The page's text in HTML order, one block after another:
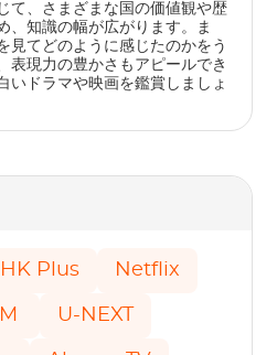
て、さまざまな国の価値観や歴
、知識の幅が広がります。ま
見てどのように感じたのかをう
表現力の豊かさもアピールでき
いドラマや映画を鑑賞しましょ
Plus Netflix
U-NEXT